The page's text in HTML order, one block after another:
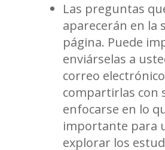
Las preguntas
aparecerán en la
página. Puede
enviárselas a
correo
compartirlas con
enfocarse en lo
importante para
explorar los